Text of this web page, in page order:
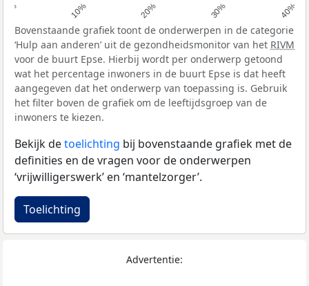
0% 10% 20% 30% 40%
Bovenstaande grafiek toont de onderwerpen in de categorie
‘Hulp aan anderen’ uit de gezondheidsmonitor van het RIVM
voor de buurt Epse. Hierbij wordt per onderwerp getoond
wat het percentage inwoners in de buurt Epse is dat heeft
aangegeven dat het onderwerp van toepassing is. Gebruik
het filter boven de grafiek om de leeftijdsgroep van de
inwoners te kiezen.
Bekijk detoelichting bij bovenstaande grafiek met de
definities en de vragen voor de onderwerpen
‘vrijwilligerswerk’ en ‘mantelzorger’.
Toelichting
Advertentie: